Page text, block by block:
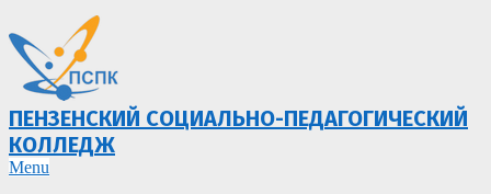
ПЕНЗЕНСКИЙ СОЦИАЛЬНО-ПЕДАГОГИЧЕСКИЙ
КОЛЛЕДЖ
Primary
Menu